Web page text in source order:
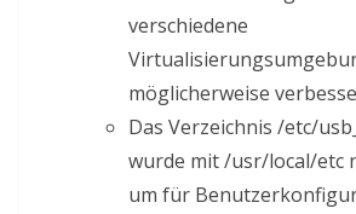
verschiedene
möglicherweise
Das Verzeichnis /etc/
wurde mit /usr/local/etc
um für